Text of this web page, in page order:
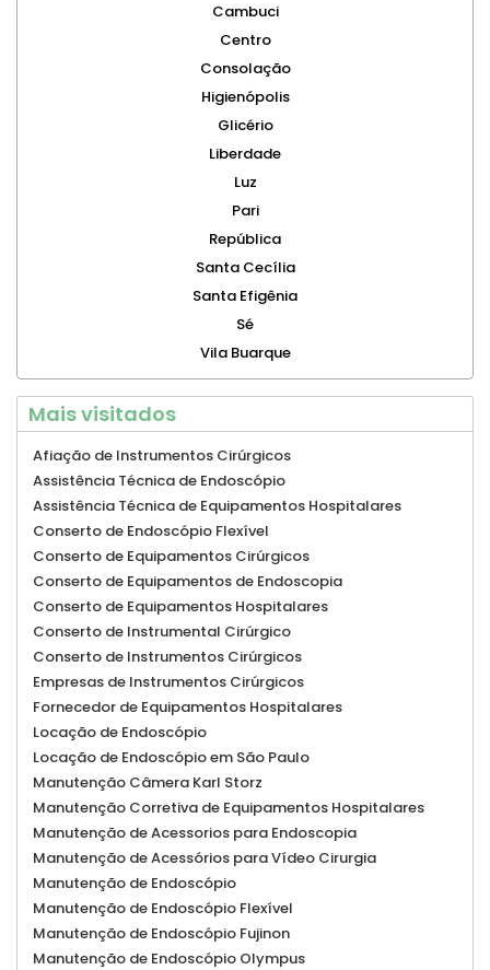
Cambuci
Centro
Consolação
Higienópolis
Glicério
Liberdade
Luz
Pari
República
Santa Cecília
Santa Efigênia
Sé
Vila Buarque
Mais visitados
Afiação de Instrumentos Cirúrgicos
Assistência Técnica de Endoscópio
Assistência Técnica de Equipamentos Hospitalares
Conserto de Endoscópio Flexível
Conserto de Equipamentos Cirúrgicos
Conserto de Equipamentos de Endoscopia
Conserto de Equipamentos Hospitalares
Conserto de Instrumental Cirúrgico
Conserto de Instrumentos Cirúrgicos
Empresas de Instrumentos Cirúrgicos
Fornecedor de Equipamentos Hospitalares
Locação de Endoscópio
Locação de Endoscópio em São Paulo
Manutenção Câmera Karl Storz
Manutenção Corretiva de Equipamentos Hospitalares
Manutenção de Acessorios para Endoscopia
Manutenção de Acessórios para Vídeo Cirurgia
Manutenção de Endoscópio
Manutenção de Endoscópio Flexível
Manutenção de Endoscópio Fujinon
Manutenção de Endoscópio Olympus